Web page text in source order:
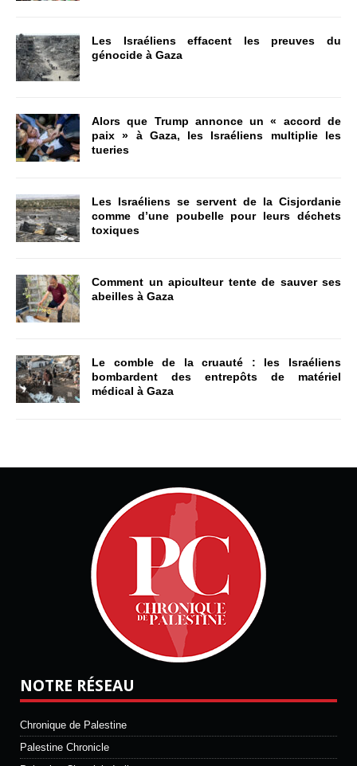
Les Israéliens effacent les preuves du
génocide à Gaza
Alors que Trump annonce un « accord de
paix » à Gaza, les Israéliens multiplie les
tueries
Les Israéliens se servent de la Cisjordanie
comme d’une poubelle pour leurs déchets
toxiques
Comment un apiculteur tente de sauver ses
abeilles à Gaza
Le comble de la cruauté : les Israéliens
bombardent des entrepôts de matériel
médical à Gaza
NOTRE RÉSEAU
Chronique de Palestine
Palestine Chronicle